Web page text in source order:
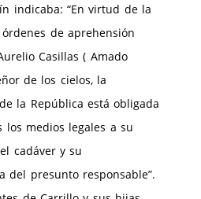
indicaba: “En virtud de la
de aprehensión
Casillas ( Amado
de los cielos, la
la República está obligada
medios legales a su
cadáver y su
del presunto responsable”.